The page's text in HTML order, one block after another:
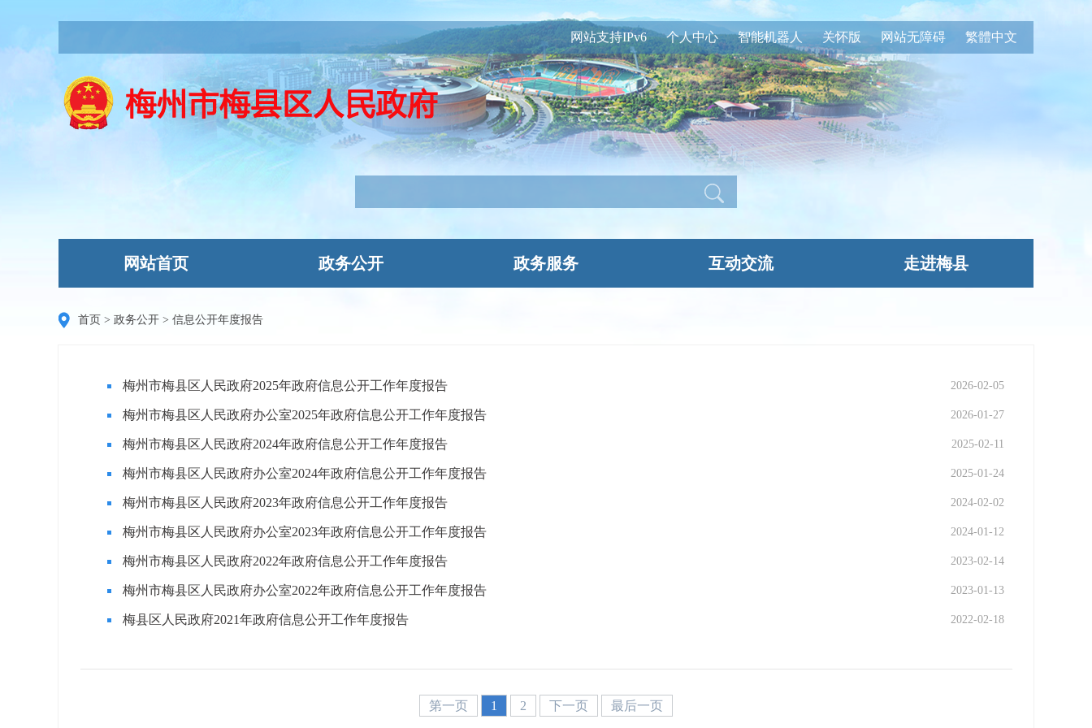
繁體中文
网站无障碍
关怀版
智能机器人
个人中心
网站支持IPv6
网站首页 政务公开 政务服务 互动交流 走进梅县
首页 > 政务公开 > 信息公开年度报告
梅州市梅县区人民政府2025年政府信息公开工作年度报告 2026-02-05
梅州市梅县区人民政府办公室2025年政府信息公开工作年度报告 2026-01-27
梅州市梅县区人民政府2024年政府信息公开工作年度报告 2025-02-11
梅州市梅县区人民政府办公室2024年政府信息公开工作年度报告 2025-01-24
梅州市梅县区人民政府2023年政府信息公开工作年度报告 2024-02-02
梅州市梅县区人民政府办公室2023年政府信息公开工作年度报告 2024-01-12
梅州市梅县区人民政府2022年政府信息公开工作年度报告 2023-02-14
梅州市梅县区人民政府办公室2022年政府信息公开工作年度报告 2023-01-13
梅县区人民政府2021年政府信息公开工作年度报告 2022-02-18
第一页 1 2 下一页 最后一页